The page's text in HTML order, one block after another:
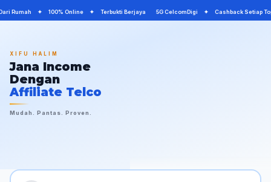
Rumah ✦ 100% Online ✦ Terbukti Berjaya 5G CelcomDigi ✦ Cashback
XIFU HALIM
Jana Income
Dengan
Affiliate Telco
Mudah. Pantas. Proven.